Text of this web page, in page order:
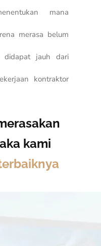
mana
merasa belum
jauh dari
kontraktor
kami